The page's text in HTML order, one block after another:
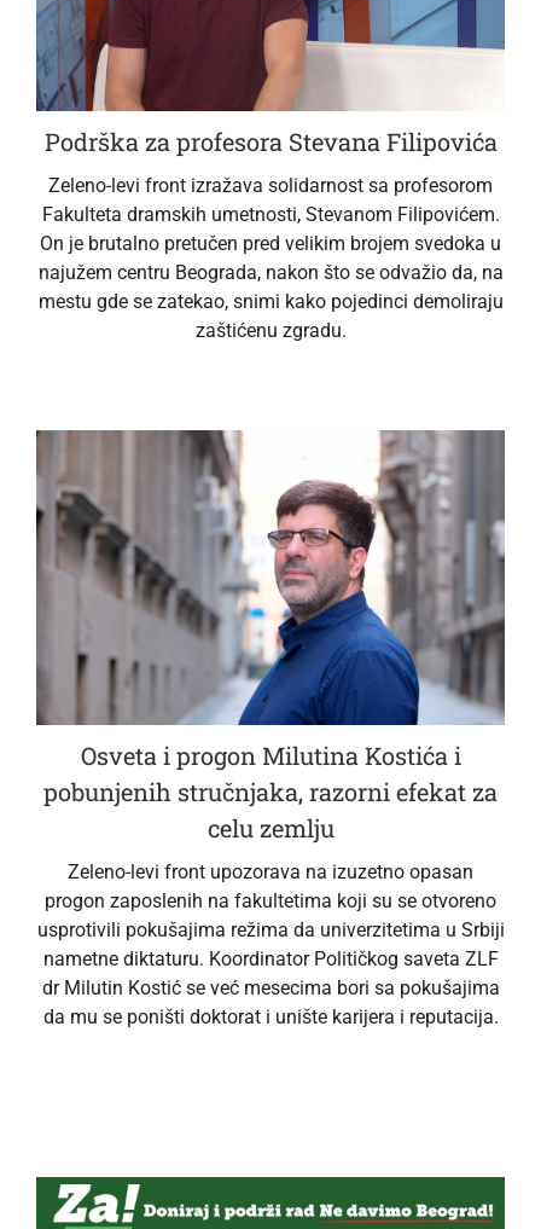
Podrška za profesora Stevana Filipovića
Zeleno-levi front izražava solidarnost sa profesorom
Fakulteta dramskih umetnosti, Stevanom Filipovićem.
On je brutalno pretučen pred velikim brojem svedoka u
najužem centru Beograda, nakon što se odvažio da, na
mestu gde se zatekao, snimi kako pojedinci demoliraju
zaštićenu zgradu.
Osveta i progon Milutina Kostića i
pobunjenih stručnjaka, razorni efekat za
celu zemlju
Zeleno-levi front upozorava na izuzetno opasan
progon zaposlenih na fakultetima koji su se otvoreno
usprotivili pokušajima režima da univerzitetima u Srbiji
nametne diktaturu. Koordinator Političkog saveta ZLF
dr Milutin Kostić se već mesecima bori sa pokušajima
da mu se poništi doktorat i unište karijera i reputacija.